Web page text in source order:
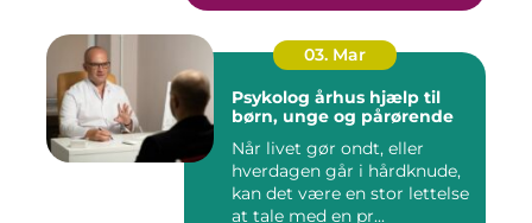
03. Mar
Psykolog århus hjælp til
børn, unge og pårørende
Når livet gør ondt, eller
hverdagen går i hårdknude,
kan det være en stor lettelse
at tale med en pr...